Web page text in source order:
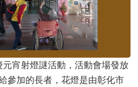
元宵射燈謎活動，活動會場發放
參加的長者，花燈是由彰化市